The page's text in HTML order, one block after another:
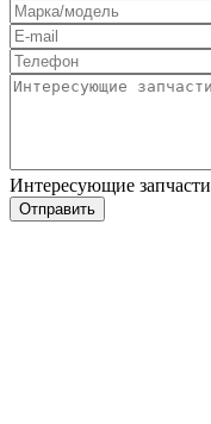
Интересующие запчасти